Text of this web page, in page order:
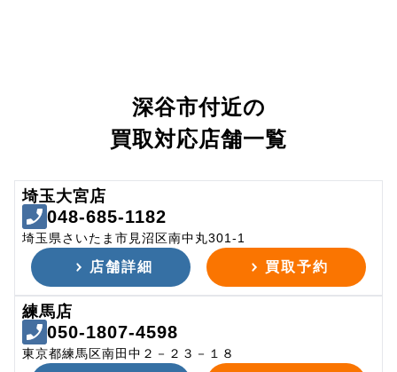
深谷市付近の
買取対応店舗一覧
埼玉大宮店
048-685-1182
埼玉県さいたま市見沼区南中丸301-1
店舗詳細 買取予約
練馬店
050-1807-4598
東京都練馬区南田中２－２３－１８